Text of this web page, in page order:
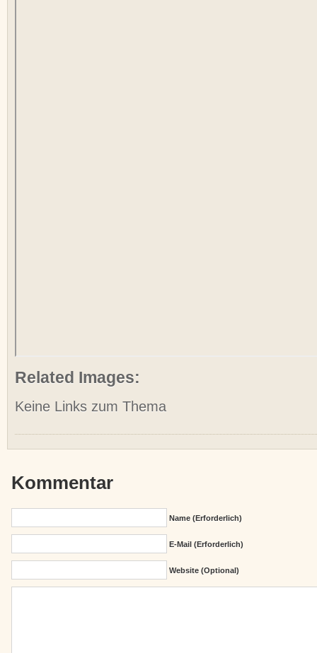
Related Images:
Keine Links zum Thema
Kommentar
Name (erforderlich)
E-Mail (erforderlich)
Website (Optional)